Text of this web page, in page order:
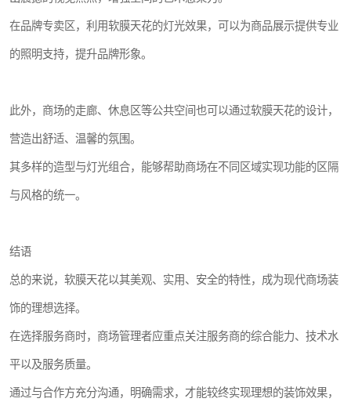
在品牌专卖区，利用软膜天花的灯光效果，可以为商品展示提供专业
的照明支持，提升品牌形象。
此外，商场的走廊、休息区等公共空间也可以通过软膜天花的设计，
营造出舒适、温馨的氛围。
其多样的造型与灯光组合，能够帮助商场在不同区域实现功能的区隔
与风格的统一。
结语
总的来说，软膜天花以其美观、实用、安全的特性，成为现代商场装
饰的理想选择。
在选择服务商时，商场管理者应重点关注服务商的综合能力、技术水
平以及服务质量。
通过与合作方充分沟通，明确需求，才能较终实现理想的装饰效果，